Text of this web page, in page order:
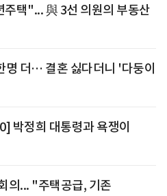
주택"... 與 3선 의원의 부동산
명 더… 결혼 싫다더니 '다둥이
박정희 대통령과 욕쟁이
의... "주택공급, 기존